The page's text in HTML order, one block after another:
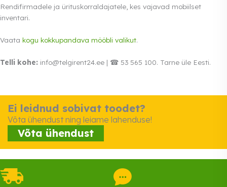
Rendifirmadele ja ürituskorraldajatele, kes vajavad mobiilset
inventari.
Vaata kogu kokkupandava mööbli valikut.
Telli kohe: info@telgirent24.ee | ☎ 53 565 100. Tarne üle Eesti.
Ei leidnud sobivat toodet?
Võta ühendust ning leiame lahenduse!
Võta ühendust